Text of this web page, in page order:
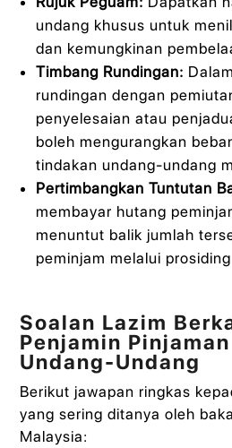
undang khusus untuk
dan kemungkinan
Timbang Rundingan:
rundingan dengan
penyelesaian atau
boleh mengurangkan
tindakan undang-undang
Pertimbangkan Tuntutan
membayar hutang
menuntut balik jumlah
peminjam melalui
Soalan Lazim
Penjamin
Undang-Undang
Berikut jawapan ringkas
yang sering ditanya oleh
Malaysia: